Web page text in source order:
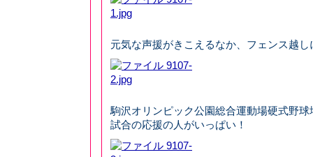
元気な声援がきこえるなか、フェンス越
駒沢オリンピック公園総合運動場硬式野
試合の応援の人がいっぱい！